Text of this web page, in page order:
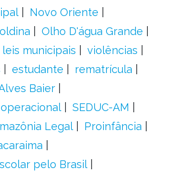
Novo Oriente
Olho D'água Grande
leis municipais
violências
estudante
rematrícula
Baier
SEDUC-AM
Legal
Proinfância
pelo Brasil